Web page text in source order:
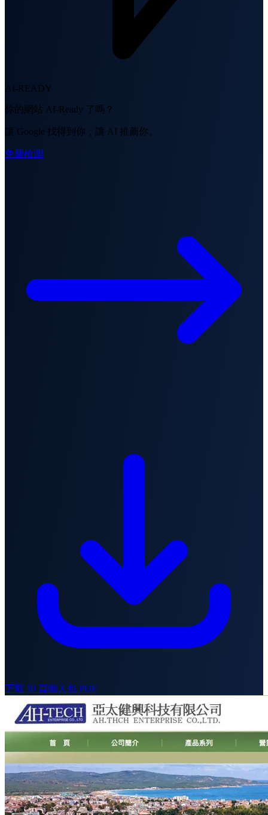
AI-READY
你的網站 AI-Ready 了嗎？
讓 Google 找得到你，讓 AI 推薦你。
免費檢測
下載 10 頁懶人包 PDF